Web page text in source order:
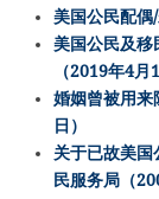
美国公民配偶
美国公民及移
（2019年4月
婚姻曾被用来
日）
关于已故美国
民服务局（